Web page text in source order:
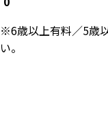
※6歳以上有料／5歳
い。